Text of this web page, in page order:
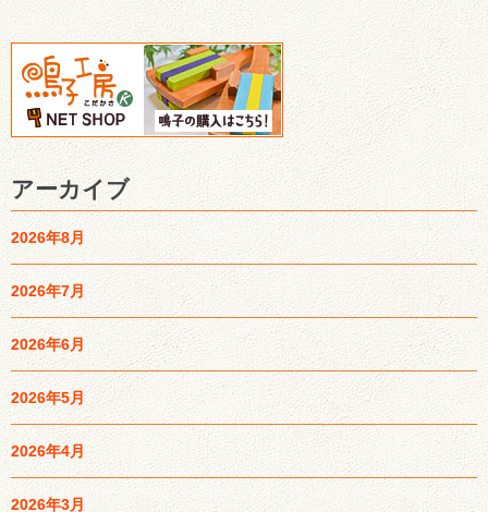
アーカイブ
2026年8月
2026年7月
2026年6月
2026年5月
2026年4月
2026年3月